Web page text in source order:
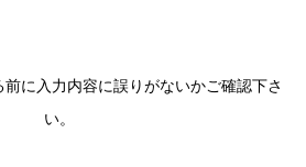
前に入力内容に誤りがないかご確認下さ
い。